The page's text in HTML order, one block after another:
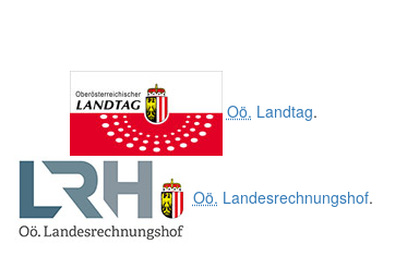
Oö. Landtag.
Oö. Landesrechnungshof.